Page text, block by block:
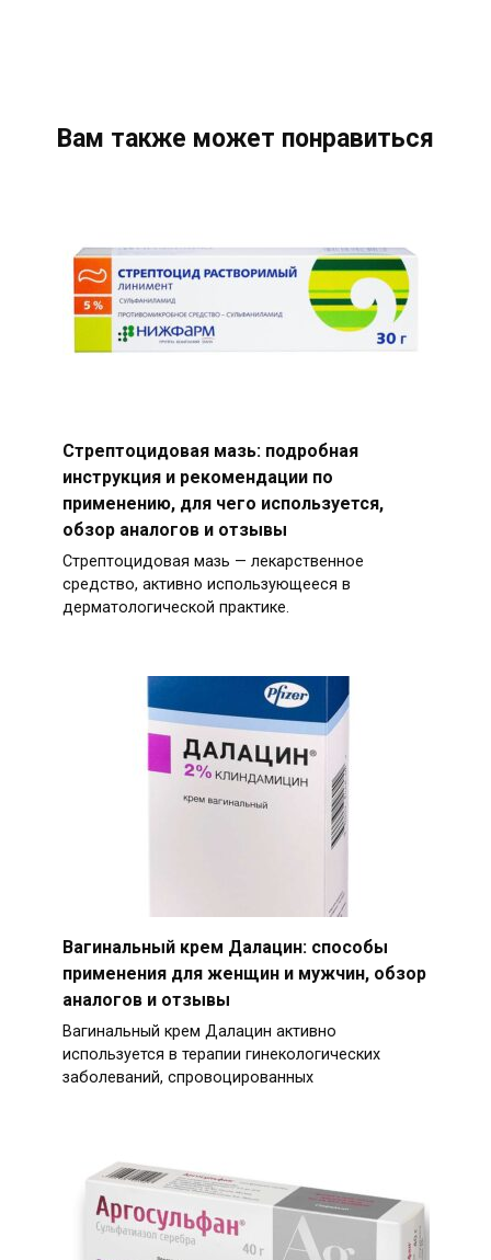
Вам также может понравиться
Стрептоцидовая мазь: подробная
инструкция и рекомендации по
применению, для чего используется,
обзор аналогов и отзывы
Стрептоцидовая мазь — лекарственное
средство, активно использующееся в
дерматологической практике.
Вагинальный крем Далацин: способы
применения для женщин и мужчин, обзор
аналогов и отзывы
Вагинальный крем Далацин активно
используется в терапии гинекологических
заболеваний, спровоцированных